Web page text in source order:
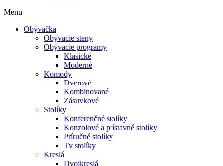
Menu
Obývačka
Obývacie steny
Obývacie programy
Klasické
Moderné
Komody
Dverové
Kombinované
Zásuvkové
Stolíky
Konferenčné stolíky
Konzolové a prístavné stolíky
Príručné stolíky
Tv stolíky
Kreslá
Dvojkreslá